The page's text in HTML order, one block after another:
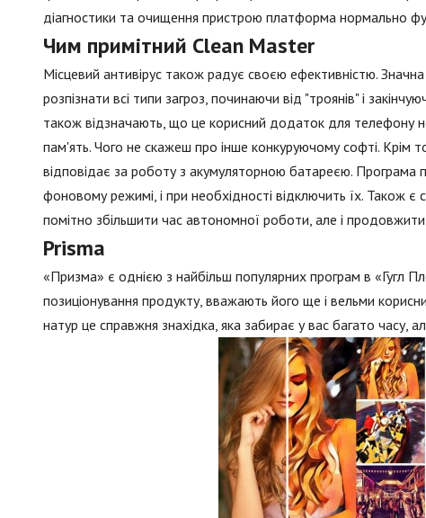
діагностики та очищення пристрою платформа нормально
Чим примітний Clean Master
Місцевий антивірус також радує своєю ефективністю.
розпізнати всі типи загроз, починаючи від "троянів" і
також відзначають, що це корисний додаток для телефону
пам'ять. Чого не скажеш про інше конкуруючому софті. Крім
відповідає за роботу з акумуляторною батареєю.
фоновому режимі, і при необхідності відключить їх. Також
помітно збільшити час автономної роботи, але і
Prisma
«Призма» є однією з найбільш популярних програм в «Гугл
позиціонування продукту, вважають його ще і вельми
натур це справжня знахідка, яка забирає у вас багато часу,